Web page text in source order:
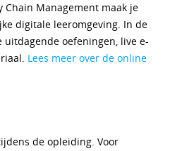
Management maak je
digitale leeromgeving. In de
oefeningen, live e-
Lees meer over de online
de opleiding. Voor